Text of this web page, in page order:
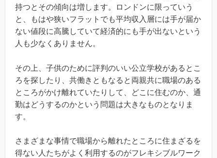
持つとその傾向は増します。ロンドンに限っていう
と、もはや狭いフラットでも平均収入層には手が届か
ない値段に高騰していて経済的にも手が出ないという
人も少なくありません。
その上、子供のために評判のいい公立学校があるとこ
ろを探したり、共働きともなると両親共に職場のある
ところがかけ離れていたりして、どこに住むのか、通
勤はどうするのかという問題は大きなものとなりま
す。
さまざまな事情で職場から離れたところに住まざるを
得ない人たちがよく利用するのがフレキシブルワーク